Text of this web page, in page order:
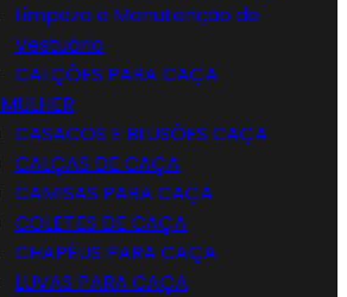
Limpeza e Manutenção de
Vestuário
CALÇÕES PARA CAÇA
MULHER
CASACOS E BLUSÕES CAÇA
CALÇAS DE CAÇA
CAMISAS PARA CAÇA
COLETES DE CAÇA
CHAPÉUS PARA CAÇA
LUVAS PARA CAÇA